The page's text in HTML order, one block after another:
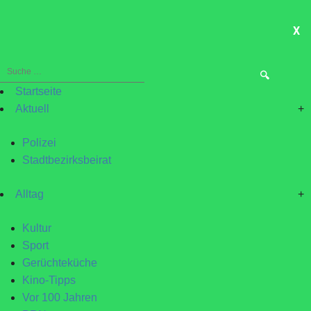
X
Suche
nach:Startseite
Aktuell
+
Polizei
Stadtbezirksbeirat
Alltag +
Kultur
Sport
Gerüchteküche
Kino-Tipps
Vor 100 Jahren